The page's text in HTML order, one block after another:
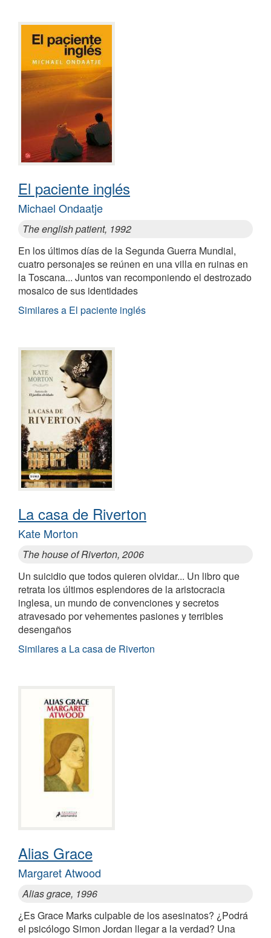
El paciente inglés
Michael Ondaatje
The english patient, 1992
En los últimos días de la Segunda Guerra Mundial,
cuatro personajes se reúnen en una villa en ruinas en
la Toscana... Juntos van recomponiendo el destrozado
mosaico de sus identidades
Similares a El paciente inglés
La casa de Riverton
Kate Morton
The house of Riverton, 2006
Un suicidio que todos quieren olvidar... Un libro que
retrata los últimos esplendores de la aristocracia
inglesa, un mundo de convenciones y secretos
atravesado por vehementes pasiones y terribles
desengaños
Similares a La casa de Riverton
Alias Grace
Margaret Atwood
Alias grace, 1996
¿Es Grace Marks culpable de los asesinatos? ¿Podrá
el psicólogo Simon Jordan llegar a la verdad? Una